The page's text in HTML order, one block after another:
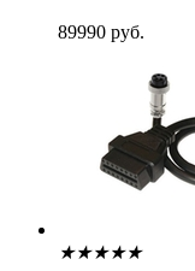
89990 руб.
★★★★★